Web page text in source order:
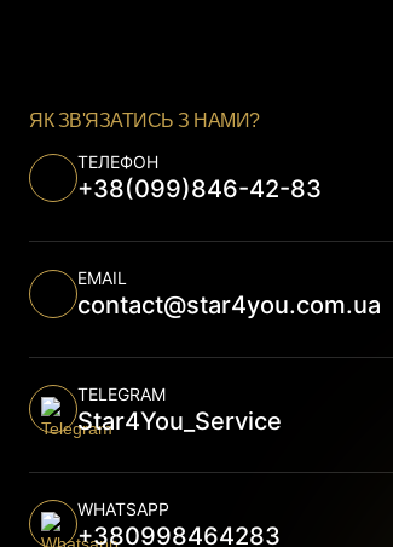
ЯК ЗВ'ЯЗАТИСЬ З НАМИ?
ТЕЛЕФОН
+38(099)846-42-83
EMAIL
contact@star4you.com.ua
TELEGRAM
Star4You_Service
WHATSAPP
+380998464283